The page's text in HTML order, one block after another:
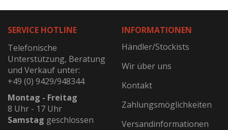
SERVICE HOTLINE
Telefonische
Unterstützung, Beratung
und Verkauf unter:
+49 (0) 9429/948344
Montag - Freitag
8 Uhr - 17 Uhr
Samstag geschlossen
INFORMATIONEN
Händler/Stockists
Wir über uns
Kontakt
Zahlungsmöglichkeiten
Versandinformationen